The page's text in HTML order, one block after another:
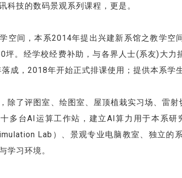
科技的数码景观系列课程，更是。
空间，本系2014年提出兴建新系馆之教学空
坪。经学校经费补助，与各界人士(系友)大
成，2018年开始正式排课使用；提供本系学
除了评图室、绘图室、屋顶植栽实习场、雷
多台AI运算工作站，建立AI算力用于本系
Lab）、景观专业电脑教室、独立的
学习环境。